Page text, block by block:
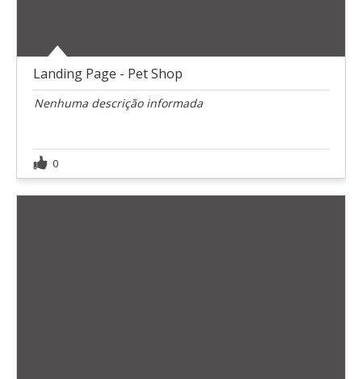
Landing Page - Pet Shop
Nenhuma descrição informada
0